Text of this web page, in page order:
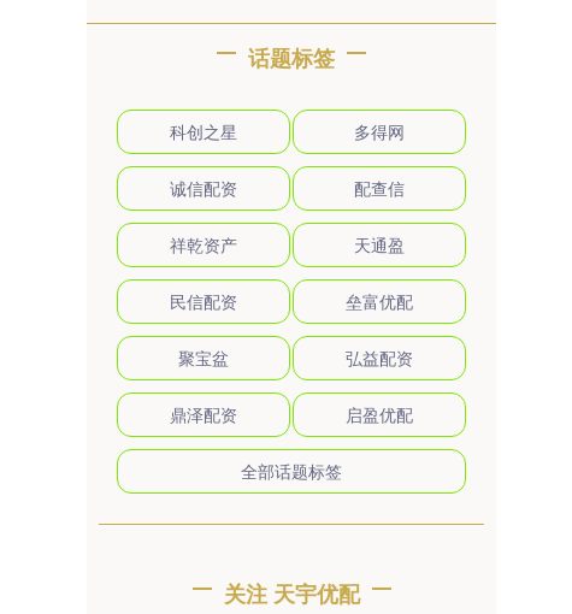
话题标签
科创之星 多得网
诚信配资 配查信
祥乾资产 天通盈
民信配资 垒富优配
聚宝盆 弘益配资
鼎泽配资 启盈优配
全部话题标签
关注 天宇优配